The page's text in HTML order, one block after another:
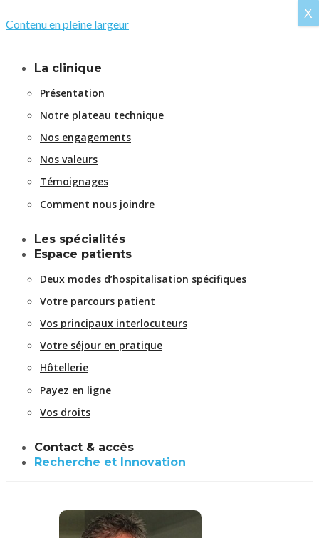
Contenu en pleine largeur
La clinique
Présentation
Notre plateau technique
Nos engagements
Nos valeurs
Témoignages
Comment nous joindre
Les spécialités
Espace patients
Deux modes d’hospitalisation spécifiques
Votre parcours patient
Vos principaux interlocuteurs
Votre séjour en pratique
Hôtellerie
Payez en ligne
Vos droits
Contact & accès
Recherche et Innovation
X